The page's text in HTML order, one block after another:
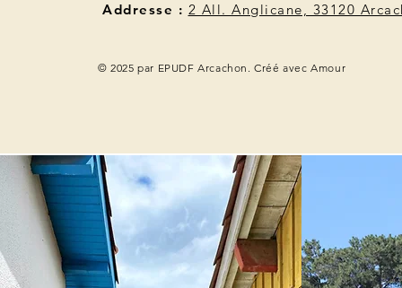
Addresse : 2 All. Anglicane, 33120
© 2025 par EPUDF Arcachon. Créé avec Amour